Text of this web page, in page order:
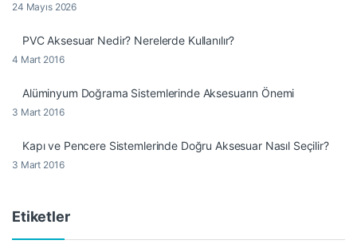
24 Mayıs 2026
PVC Aksesuar Nedir? Nerelerde Kullanılır?
4 Mart 2016
Alüminyum Doğrama Sistemlerinde Aksesuarın Önemi
3 Mart 2016
Kapı ve Pencere Sistemlerinde Doğru Aksesuar Nasıl Seçilir?
3 Mart 2016
Etiketler